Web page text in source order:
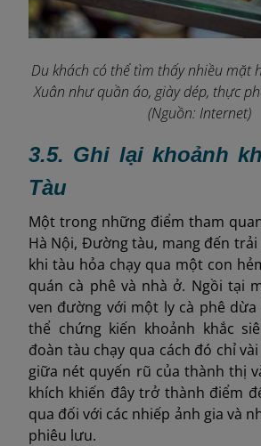
Du khách có thể tìm thấy nhiều mặt
Xuân như quần áo, giày dép, thực
(Nguồn: Internet)
3.5. Ghi lại khoảnh
Tàu
Một trong những điểm tham
Hà Nội, Đường tàu, mang đến
khi tàu hỏa chạy qua một con
quán cà phê và nhà ở. Ngồi tại
ven đường với một ly cà phê
thể chứng kiến ​​khoảnh khắc
đoàn tàu chạy qua cách đó chỉ
giữa nét quyến rũ của thành thị
khích khiến đây trở thành điểm
qua đối với các nhiếp ảnh gia và
phiêu lưu.